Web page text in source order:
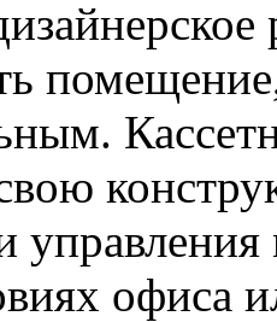
офиса